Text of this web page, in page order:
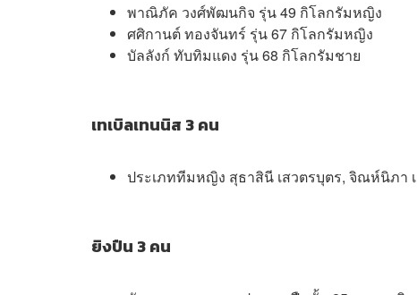
พาณิภัค วงศ์พัฒนกิจ รุ่น 49 กิโลกรัมหญิง
ศศิกานต์ ทองจันทร์ รุ่น 67 กิโลกรัมหญิง
บัลลังก์ ทับทิมแดง รุ่น 68 กิโลกรัมชาย
เทเบิลเทนนิส 3 คน
ประเภททีมหญิง สุธาสินี เสวตรบุตร, จิณห์นิภา
ยิงปืน 3 คน